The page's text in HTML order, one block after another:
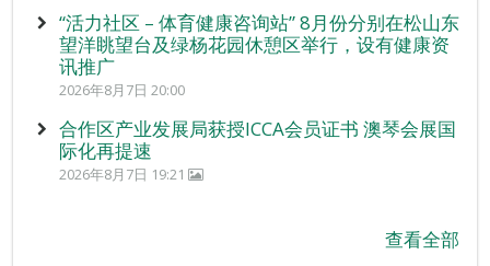
“活力社区 – 体育健康咨询站” 8月份分别在松山东
望洋眺望台及绿杨花园休憩区举行，设有健康资
讯推广
2026年8月7日 20:00
合作区产业发展局获授ICCA会员证书 澳琴会展国
际化再提速
2026年8月7日 19:21
查看全部